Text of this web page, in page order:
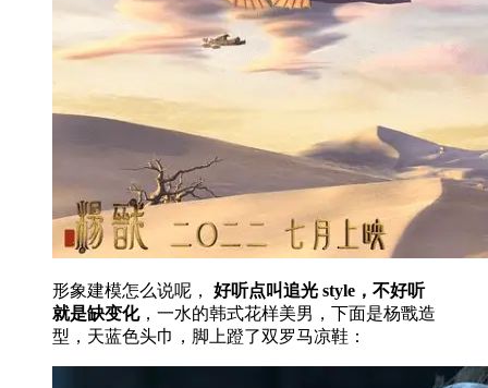
形象建模怎么说呢， 好听点叫追光 style，不好听
就是缺变化，一水的韩式花样美男，下面是杨戬造
型，天蓝色头巾，脚上蹬了双罗马凉鞋：